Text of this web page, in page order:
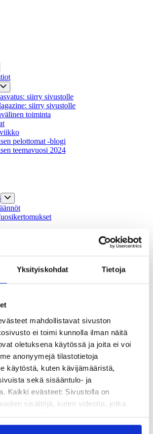
Yksityiskohdat Tietoja
mahdollistavat sivuston
ei toimi kunnolla ilman näitä
oletuksena käytössä ja joita ei voi
anonyymejä tilastotietoja
käytöstä, kuten kävijämääristä,
sekä sisääntulo- ja
Kaikki evästeet: Sivustolla on
sisältöjä, kuten videoita, jotka
sisältöjen näkymisen.
siirry sivustolle
siirry sivustolle
toiminta
pelottomat -blogi
teemavuosi 2024
tiedelehti: Kilpailu